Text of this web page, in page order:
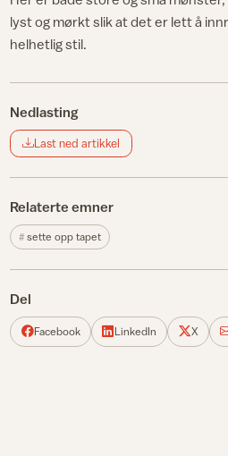
lyst og mørkt slik at det er lett å
helhetlig stil.
Nedlasting
Last ned artikkel
Relaterte emner
sette opp tapet
Del
Facebook LinkedIn X